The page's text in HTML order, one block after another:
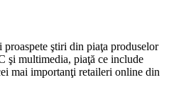
ştiri din piaţa produselor
şi multimedia, piaţă ce include
mai importanţi retaileri online din